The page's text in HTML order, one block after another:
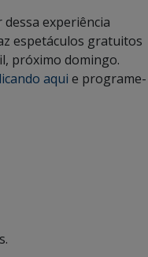
experiência
espetáculos gratuitos
próximo domingo.
aqui e programe-